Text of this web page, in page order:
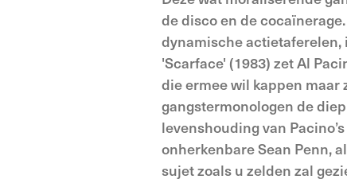
de disco en de
dynamische actietaferelen,
'Scarface' (1983) zet Al
die ermee wil kappen
gangstermonologen de
levenshouding van
onherkenbare Sean Penn,
sujet zoals u zelden zal